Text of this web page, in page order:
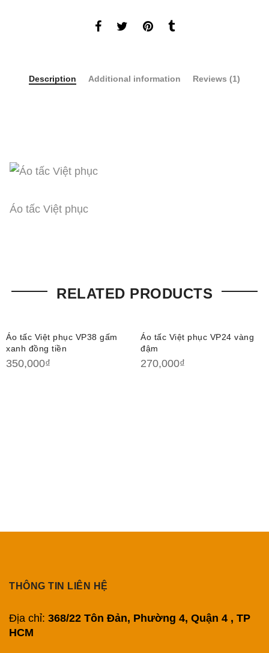
Description Additional information Reviews (1)
Áo tấc Việt phục
RELATED PRODUCTS
Áo tấc Việt phục VP38 gấm
xanh đồng tiền
350,000₫
Áo tấc Việt phục VP24 vàng
đậm
270,000₫
THÔNG TIN LIÊN HỆ
Địa chỉ: 368/22 Tôn Đản, Phường 4, Quận 4 , TP
HCM